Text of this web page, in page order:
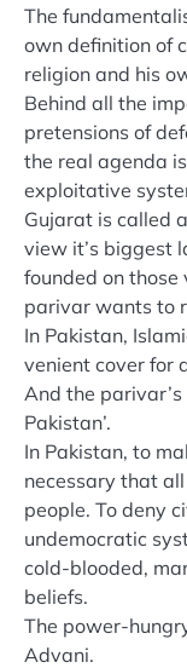
The
own definition of
religion and his
Behind all the
pretensions of
the real agenda
exploitative
Gujarat is called
view it’s biggest
founded on
parivar wants to
In Pakistan,
venient cover for
And the
Pakistan’.
In Pakistan, to
necessary that
people. To deny
undemocratic
cold-blooded,
beliefs.
The power-
Advani.